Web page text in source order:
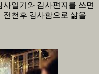
일기와 감사편지를 쓰면
전천후 감사함으로 삶을